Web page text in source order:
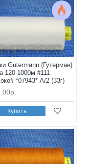
Gutermann (Гутерман)
120 1000м #111
*07943* A/2 (33г)
Купить